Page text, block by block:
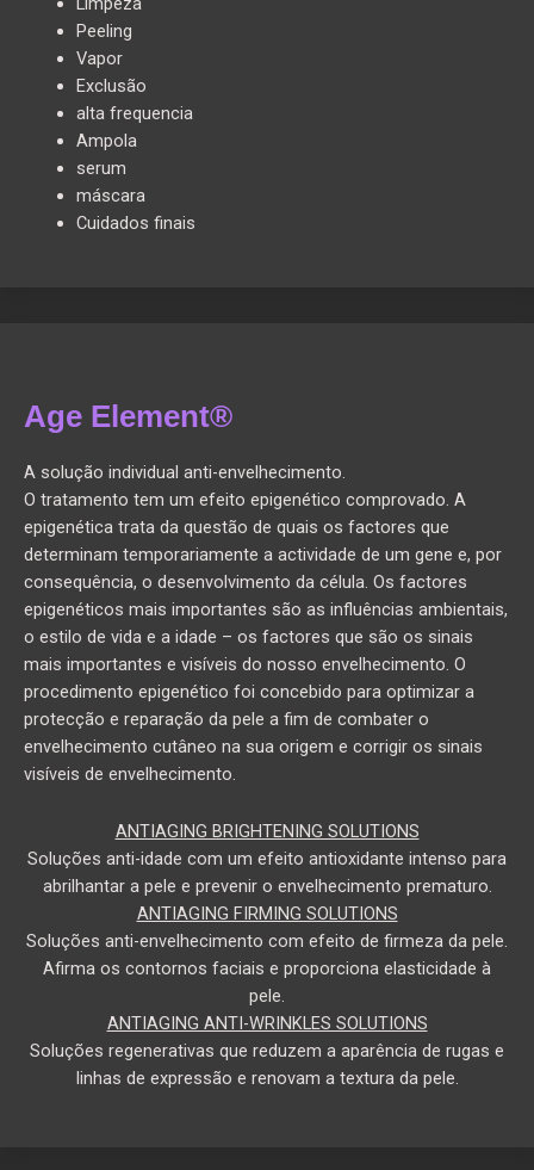
Peeling
Vapor
Exclusão
alta frequencia
Ampola
serum
máscara
Cuidados finais
Age Element®
A solução individual anti-envelhecimento.
O tratamento tem um efeito epigenético comprovado. A
epigenética trata da questão de quais os factores que
determinam temporariamente a actividade de um gene e, por
consequência, o desenvolvimento da célula. Os factores
epigenéticos mais importantes são as influências ambientais,
o estilo de vida e a idade – os factores que são os sinais
mais importantes e visíveis do nosso envelhecimento. O
procedimento epigenético foi concebido para optimizar a
protecção e reparação da pele a fim de combater o
envelhecimento cutâneo na sua origem e corrigir os sinais
visíveis de envelhecimento.
ANTIAGING BRIGHTENING SOLUTIONS
Soluções anti-idade com um efeito antioxidante intenso para
abrilhantar a pele e prevenir o envelhecimento prematuro.
ANTIAGING FIRMING SOLUTIONS
Soluções anti-envelhecimento com efeito de firmeza da pele.
Afirma os contornos faciais e proporciona elasticidade à
pele.
ANTIAGING ANTI-WRINKLES SOLUTIONS
Soluções regenerativas que reduzem a aparência de rugas e
linhas de expressão e renovam a textura da pele.